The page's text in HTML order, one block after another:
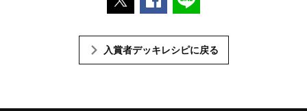
入賞者デッキレシピに戻る